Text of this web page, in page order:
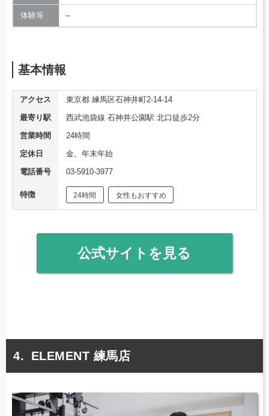
体験等 –
基本情報
アクセス
東京都 練馬区石神井町2-14-14
最寄り駅
西武池袋線 石神井公園駅 北口徒歩2分
営業時間
24時間
定休日
金、年末年始
電話番号
03-5910-3977
特徴 24時間 女性もおすすめ
公式サイトを見る
ELEMENT 練馬店